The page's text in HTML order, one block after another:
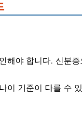
해야 합니다. 신분
이 기준이 다를 수